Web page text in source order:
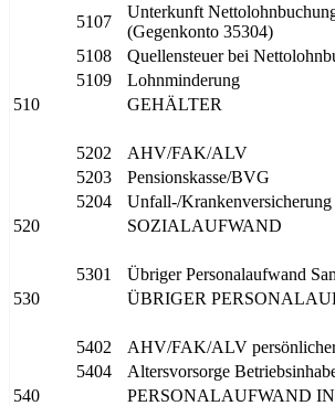
5107
Unterkunft
(Gegenkonto 35304)
5108
Quellensteuer bei
5109
Lohnminderung
510
GEHÄLTER
5202 AHV/FAK/ALV
5203
Pensionskasse/BVG
5204
Unfall-/Krankenversicherung
520
SOZIALAUFWAND
5301 Übriger Personalaufwand
530
ÜBRIGER
5402 AHV/FAK/ALV
5404
Altersvorsorge
540
PERSONALAUFWAND